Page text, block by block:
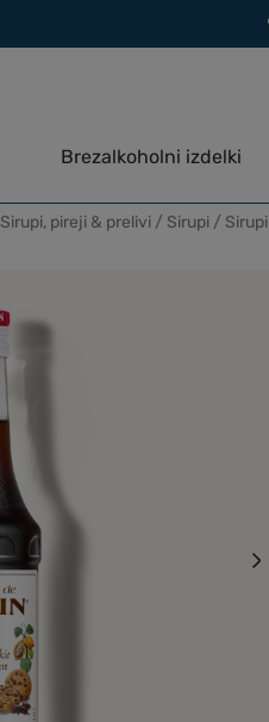
Brezalkoholni izdelki
Sirupi, pireji & prelivi / Sirupi / Sirupi